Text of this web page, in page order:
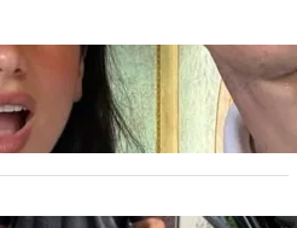
rrëfen atmosferën në dasmën e
event gjigant me emra